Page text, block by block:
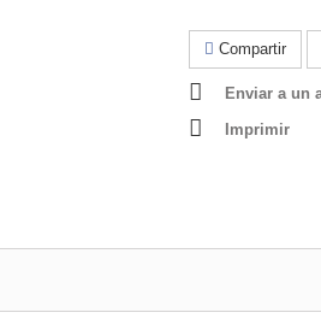
Compartir
Enviar a un
Imprimir